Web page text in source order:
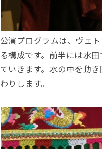
公演プログラムは、ヴェ
る構成です。前半には水
ていきます。水の中を動
わりします。